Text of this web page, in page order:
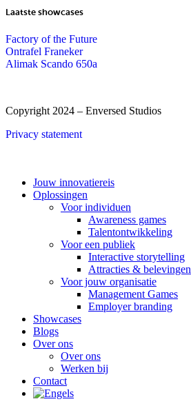
Laatste showcases
Factory of the Future
Ontrafel Franeker
Alimak Scando 650a
Copyright 2024 – Enversed Studios
Privacy statement
Close
Menu
Jouw innovatiereis
Oplossingen
Voor individuen
Awareness games
Talentontwikkeling
Voor een publiek
Interactive storytelling
Attracties & belevingen
Voor jouw organisatie
Management Games
Employer branding
Showcases
Blogs
Over ons
Over ons
Werken bij
Contact